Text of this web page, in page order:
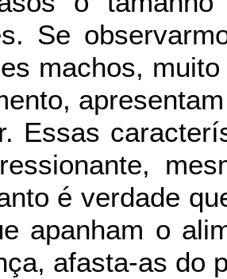
Se
machos,
Essas
é verdade
apanham o
afasta-as do